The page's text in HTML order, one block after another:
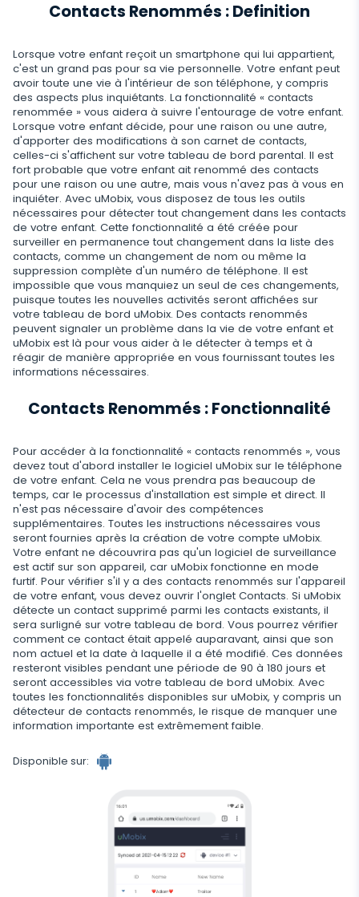
Journaux d'appels
Comment Recevoir les Messages d'un Autre
Téléphone
Localisation GPS
Enregistreur de frappe
Paramètres du contrôle à distance
Mise à jour automatique
Statut en ligne sur les réseaux sociaux
Remplacement de carte SIM
Géofinder
Installation en un clic
Calendrier d'utilisation des applications
Notifications
Info sur appareil
Détecteur d'applications espion
Applications de messagerie
Applications de messagerie
Whatsapp
Facebook Messenger
Zoom
Viber
Telegram
WeChat
Skype
Kik
Line
Suivi Google Chat
Médias sociaux
Médias sociaux
Facebook
Instagram
Snapchat
Tik Tok
YouTube
Reddit
Tinder
Applications de rencontre
Médias
Logiciel espion photo et vidéo
Internet
Enregistrement d'utilisation du navigateur
Historique du navigateur
Favoris du navigateur
Scanner de boîte aux lettres
Streaming
Capture d'image avec l'appareil photo
Espion Telephone Video
Ecouter Conversation à Distance
Informations supprimées
Retrouver Un Message Supprimé
Retrouver Historique Appel Effacé
Restaurer les Contacts Supprimés
Contacts renommés
Contrôle
Supprimez les applications indésirables
Restreindre Applications
Bloquer un Téléphone à Distance
Désactivez les messages
Restriction d’Appel
Application supplémentaire pour les parents
Régulez le stockage des données
FERMER
Contacts Renommés : Definition
Lorsque votre enfant reçoit un smartphone qui lui appartient,
c'est un grand pas pour sa vie personnelle. Votre enfant peut
avoir toute une vie à l'intérieur de son téléphone, y compris
des aspects plus inquiétants. La fonctionnalité « contacts
renommée » vous aidera à suivre l'entourage de votre enfant.
Lorsque votre enfant décide, pour une raison ou une autre,
d'apporter des modifications à son carnet de contacts,
celles-ci s'affichent sur votre tableau de bord parental. Il est
fort probable que votre enfant ait renommé des contacts
pour une raison ou une autre, mais vous n'avez pas à vous en
inquiéter. Avec uMobix, vous disposez de tous les outils
nécessaires pour détecter tout changement dans les contacts
de votre enfant. Cette fonctionnalité a été créée pour
surveiller en permanence tout changement dans la liste des
contacts, comme un changement de nom ou même la
suppression complète d'un numéro de téléphone. Il est
impossible que vous manquiez un seul de ces changements,
puisque toutes les nouvelles activités seront affichées sur
votre tableau de bord uMobix. Des contacts renommés
peuvent signaler un problème dans la vie de votre enfant et
uMobix est là pour vous aider à le détecter à temps et à
réagir de manière appropriée en vous fournissant toutes les
informations nécessaires.
Contacts Renommés : Fonctionnalité
Pour accéder à la fonctionnalité « contacts renommés », vous
devez tout d'abord installer le logiciel uMobix sur le téléphone
de votre enfant. Cela ne vous prendra pas beaucoup de
temps, car le processus d'installation est simple et direct. Il
n'est pas nécessaire d'avoir des compétences
supplémentaires. Toutes les instructions nécessaires vous
seront fournies après la création de votre compte uMobix.
Votre enfant ne découvrira pas qu'un logiciel de surveillance
est actif sur son appareil, car uMobix fonctionne en mode
furtif. Pour vérifier s'il y a des contacts renommés sur l'appareil
de votre enfant, vous devez ouvrir l'onglet Contacts. Si uMobix
détecte un contact supprimé parmi les contacts existants, il
sera surligné sur votre tableau de bord. Vous pourrez vérifier
comment ce contact était appelé auparavant, ainsi que son
nom actuel et la date à laquelle il a été modifié. Ces données
resteront visibles pendant une période de 90 à 180 jours et
seront accessibles via votre tableau de bord uMobix. Avec
toutes les fonctionnalités disponibles sur uMobix, y compris un
détecteur de contacts renommés, le risque de manquer une
information importante est extrêmement faible.
Disponible sur: